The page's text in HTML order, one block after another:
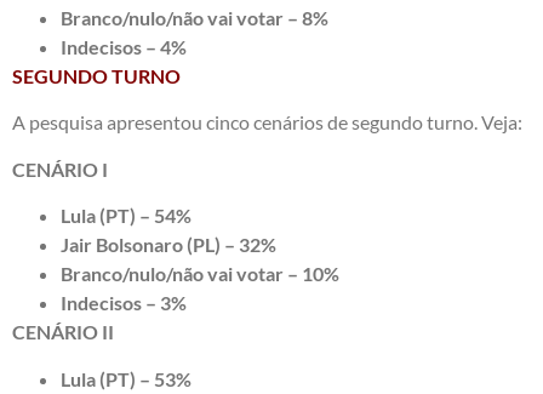
Branco/nulo/não vai votar – 8%
Indecisos – 4%
SEGUNDO TURNO
A pesquisa apresentou cinco cenários de segundo turno. Veja:
CENÁRIO I
Lula (PT) – 54%
Jair Bolsonaro (PL) – 32%
Branco/nulo/não vai votar – 10%
Indecisos – 3%
CENÁRIO II
Lula (PT) – 53%